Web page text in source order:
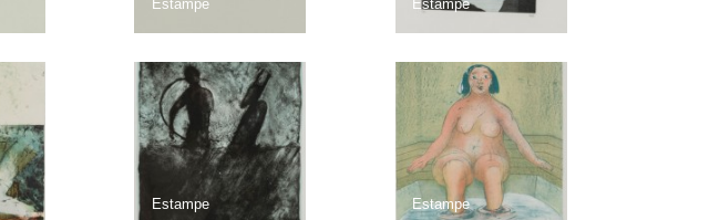
Estampe Estampe
Estampe Estampe